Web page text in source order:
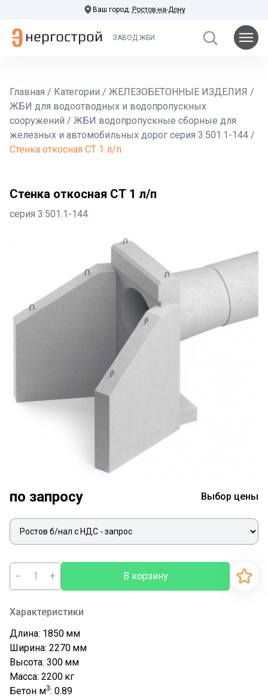
Ваш город: Ростов-на-Дону
ЗАВОД ЖБИ
Главная / Категории / ЖЕЛЕЗОБЕТОННЫЕ ИЗДЕЛИЯ /
ЖБИ для водоотводных и водопропускных
сооружений / ЖБИ водопропускные сборные для
железных и автомобильных дорог серия 3.501.1-144 /
Стенка откосная СТ 1 л/п
Стенка откосная СТ 1 л/п
серия 3.501.1-144
по запросу Выбор цены
− + В корзину
Характеристики
Длина: 1850 мм
Ширина: 2270 мм
Высота: 300 мм
Масса: 2200 кг
Бетон м3: 0.89